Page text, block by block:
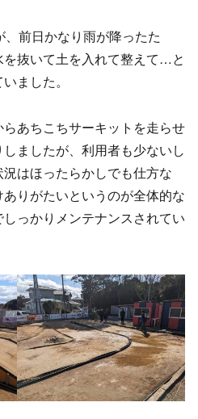
前日かなり雨が降ったた
抜いて土を入れて整えて…と
ました。
あちこちサーキットを走らせ
ましたが、利用者も少ないし
はほったらかしでも仕方な
りがたいというのが全体的な
っかりメンテナンスされてい